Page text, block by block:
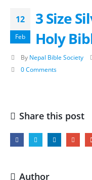
12
Feb
3 Size
Holy
By Nepal Bible Society
0 Comments
Share this post
Author